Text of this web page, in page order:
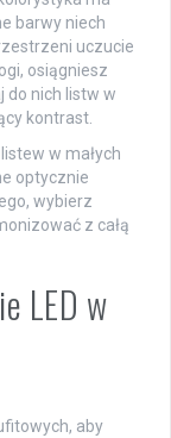
barwy niech
uczucie
osiągniesz
do nich listw w
kontrast.
w małych
optycznie
wybierz
z całą
LED w
aby